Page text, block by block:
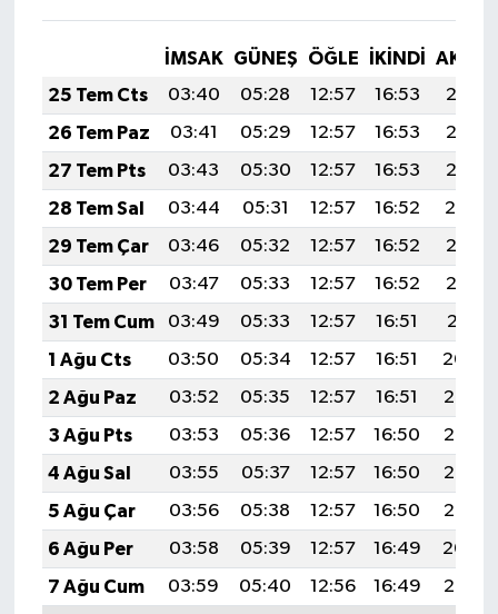
İMSAK GÜNEŞ ÖĞLE İKINDI
25 Tem Cts
03:40 05:28 12:57 16:53
20:16
26 Tem Paz
03:41 05:29 12:57 16:53
20:15
27 Tem Pts
03:43 05:30 12:57 16:53
20:15
28 Tem Sal
03:44 05:31 12:57 16:52
20:14
29 Tem Çar
03:46 05:32 12:57 16:52
20:13
30 Tem Per
03:47 05:33 12:57 16:52
20:12
31 Tem Cum
03:49 05:33 12:57 16:51
20:11
1 Ağu Cts
03:50 05:34 12:57 16:51
20:09
2 Ağu Paz
03:52 05:35 12:57 16:51
20:08
3 Ağu Pts
03:53 05:36 12:57 16:50
20:07
4 Ağu Sal
03:55 05:37 12:57 16:50
20:06
5 Ağu Çar
03:56 05:38 12:57 16:50
20:05
6 Ağu Per
03:58 05:39 12:57 16:49
20:04
7 Ağu Cum
03:59 05:40 12:56 16:49
20:03